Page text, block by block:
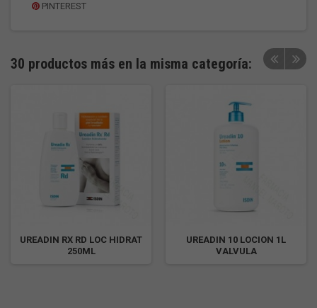
PINTEREST
30 productos más en la misma categoría:
UREADIN RX RD LOC HIDRAT
250ML
UREADIN 10 LOCION 1L
VALVULA